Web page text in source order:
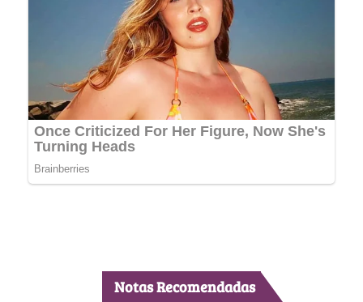
Notas Recomendadas